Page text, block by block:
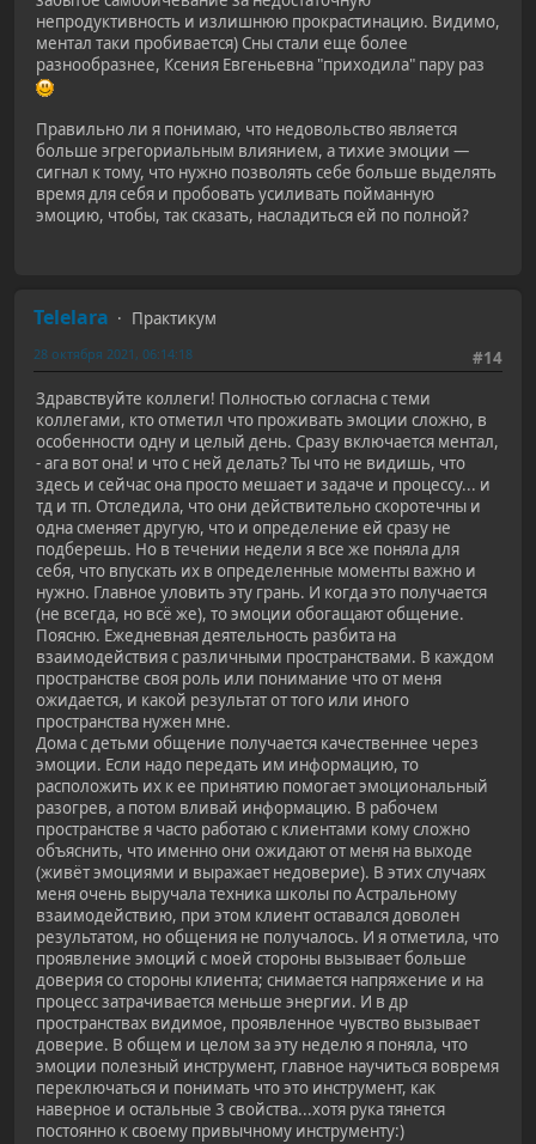
непродуктивность и излишнюю прокрастинацию. Видимо,
ментал таки пробивается) Сны стали еще более
разнообразнее, Ксения Евгеньевна "приходила" пару раз
Правильно ли я понимаю, что недовольство является
больше эгрегориальным влиянием, а тихие эмоции —
сигнал к тому, что нужно позволять себе больше выделять
время для себя и пробовать усиливать пойманную
эмоцию, чтобы, так сказать, насладиться ей по полной?
Telelara
Практикум
#14
28 октября 2021, 06:14:18
Здравствуйте коллеги! Полностью согласна с теми
коллегами, кто отметил что проживать эмоции сложно, в
особенности одну и целый день. Сразу включается ментал,
- ага вот она! и что с ней делать? Ты что не видишь, что
здесь и сейчас она просто мешает и задаче и процессу... и
тд и тп. Отследила, что они действительно скоротечны и
одна сменяет другую, что и определение ей сразу не
подберешь. Но в течении недели я все же поняла для
себя, что впускать их в определенные моменты важно и
нужно. Главное уловить эту грань. И когда это получается
(не всегда, но всё же), то эмоции обогащают общение.
Поясню. Ежедневная деятельность разбита на
взаимодействия с различными пространствами. В каждом
пространстве своя роль или понимание что от меня
ожидается, и какой результат от того или иного
пространства нужен мне.
Дома с детьми общение получается качественнее через
эмоции. Если надо передать им информацию, то
расположить их к ее принятию помогает эмоциональный
разогрев, а потом вливай информацию. В рабочем
пространстве я часто работаю с клиентами кому сложно
объяснить, что именно они ожидают от меня на выходе
(живёт эмоциями и выражает недоверие). В этих случаях
меня очень выручала техника школы по Астральному
взаимодействию, при этом клиент оставался доволен
результатом, но общения не получалось. И я отметила, что
проявление эмоций с моей стороны вызывает больше
доверия со стороны клиента; снимается напряжение и на
процесс затрачивается меньше энергии. И в др
пространствах видимое, проявленное чувство вызывает
доверие. В общем и целом за эту неделю я поняла, что
эмоции полезный инструмент, главное научиться вовремя
переключаться и понимать что это инструмент, как
наверное и остальные 3 свойства...хотя рука тянется
постоянно к своему привычному инструменту:)